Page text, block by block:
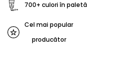
700+ culori în paletă
Cel mai popular
producător